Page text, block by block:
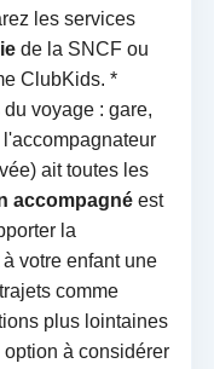
les services
de la SNCF ou
ClubKids. *
voyage : gare,
ait toutes les
accompagnéest
la
votre enfant une
comme
plus lointaines
à considérer